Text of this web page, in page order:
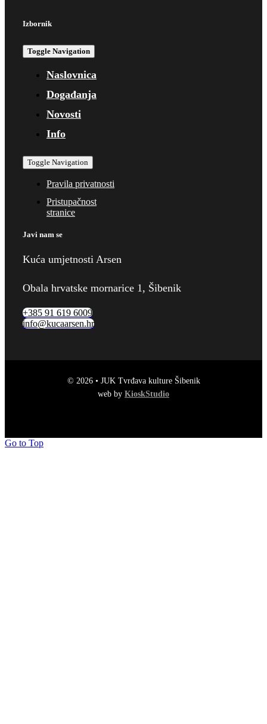
Izbornik
Toggle Navigation
Naslovnica
Događanja
Novosti
Info
Toggle Navigation
Pravila privatnosti
Pristupačnost
stranice
Javi nam se
Kuća umjetnosti Arsen
Obala hrvatske mornarice 1, Šibenik
+385 91 619 6009
info@kucaarsen.hr
© 2026 • JUK Tvrđava kulture Šibenik
web by KioskStudio
Go to Top